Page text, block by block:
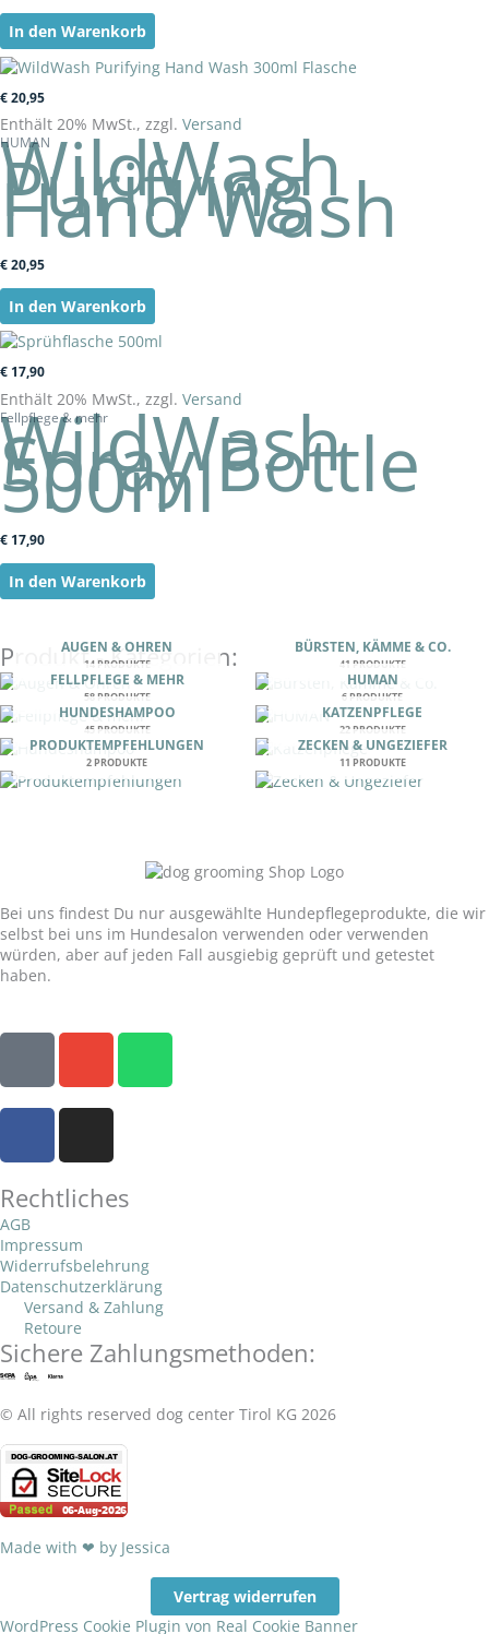
In den Warenkorb
€20,95
Enthält 20% MwSt., zzgl. Versand
HUMAN
WildWash
Purifying
Hand Wash
€20,95
In den Warenkorb
€ 17,90
Enthält 20% MwSt., zzgl. Versand
Fellpflege & mehr
WildWash
Spray Bottle
500ml
€ 17,90
In den Warenkorb
Produkt - Kategorien:
AUGEN & OHREN
14 PRODUKTE
BÜRSTEN, KÄMME & CO.
41 PRODUKTE
FELLPFLEGE & MEHR
58 PRODUKTE
HUMAN
6 PRODUKTE
HUNDESHAMPOO
45 PRODUKTE
KATZENPFLEGE
22 PRODUKTE
PRODUKTEMPFEHLUNGEN
2 PRODUKTE
ZECKEN & UNGEZIEFER
11 PRODUKTE
Bei uns findest Du nur ausgewählte Hundepflegeprodukte, die wir
selbst bei uns im Hundesalon verwenden oder verwenden
würden, aber auf jeden Fall ausgiebig geprüft und getestet
haben.
P
o
e
E
v
l
o
p
W
a
F
c
e
b
o
o
k
-
f
I
s
t
g
r
a
m
Rechtliches
AGB
Impressum
Widerrufsbelehrung
Datenschutzerklärung
Versand & Zahlung
Retoure
Sichere Zahlungsmethoden:
© All rights reserved dog center Tirol KG 2026
Made with ❤ by Jessica
Vertrag widerrufen
WordPress Cookie Plugin von Real Cookie Banner